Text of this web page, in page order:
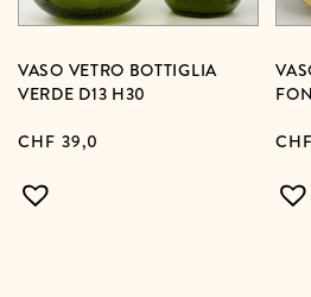
VASO VETRO BOTTIGLIA
VERDE D13 H30
CHF 39,0
CHF